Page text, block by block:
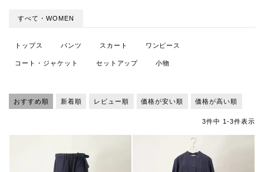
すべて・WOMEN
トップス パンツ スカート ワンピース
コート・ジャケット セットアップ 小物
おすすめ順 新着順 レビュー順 価格が安い順 価格が高い順
3件中 1-3件表示